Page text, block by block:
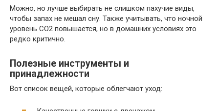
Можно, но лучше выбирать не слишком пахучие виды,
чтобы запах не мешал сну. Также учитывать, что ночной
уровень CO2 повышается, но в домашних условиях это
редко критично.
Полезные инструменты и
принадлежности
Вот список вещей, которые облегчают уход: